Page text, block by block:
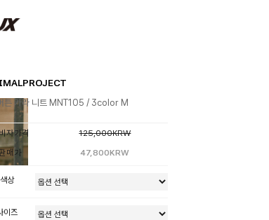
튼 카라 니트 MNT105 / 3color M
자가격
125,000KRW
매가
47,800KRW
색상
이즈